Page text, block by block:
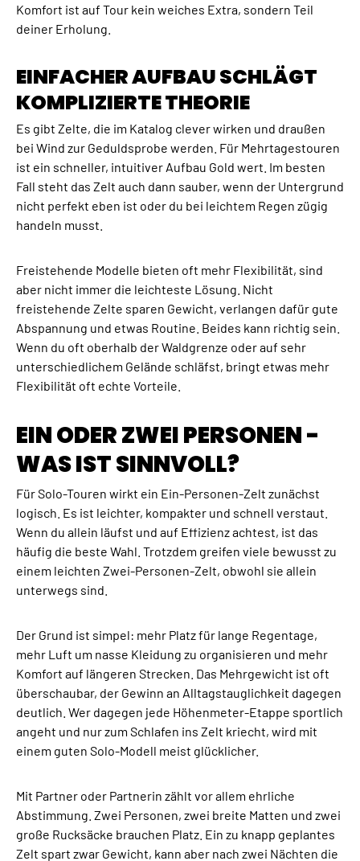
Komfort ist auf Tour kein weiches Extra, sondern Teil
deiner Erholung.
EINFACHER AUFBAU SCHLÄGT
KOMPLIZIERTE THEORIE
Es gibt Zelte, die im Katalog clever wirken und draußen
bei Wind zur Geduldsprobe werden. Für Mehrtagestouren
ist ein schneller, intuitiver Aufbau Gold wert. Im besten
Fall steht das Zelt auch dann sauber, wenn der Untergrund
nicht perfekt eben ist oder du bei leichtem Regen zügig
handeln musst.
Freistehende Modelle bieten oft mehr Flexibilität, sind
aber nicht immer die leichteste Lösung. Nicht
freistehende Zelte sparen Gewicht, verlangen dafür gute
Abspannung und etwas Routine. Beides kann richtig sein.
Wenn du oft oberhalb der Waldgrenze oder auf sehr
unterschiedlichem Gelände schläfst, bringt etwas mehr
Flexibilität oft echte Vorteile.
EIN ODER ZWEI PERSONEN -
WAS IST SINNVOLL?
Für Solo-Touren wirkt ein Ein-Personen-Zelt zunächst
logisch. Es ist leichter, kompakter und schnell verstaut.
Wenn du allein läufst und auf Effizienz achtest, ist das
häufig die beste Wahl. Trotzdem greifen viele bewusst zu
einem leichten Zwei-Personen-Zelt, obwohl sie allein
unterwegs sind.
Der Grund ist simpel: mehr Platz für lange Regentage,
mehr Luft um nasse Kleidung zu organisieren und mehr
Komfort auf längeren Strecken. Das Mehrgewicht ist oft
überschaubar, der Gewinn an Alltagstauglichkeit dagegen
deutlich. Wer dagegen jede Höhenmeter-Etappe sportlich
angeht und nur zum Schlafen ins Zelt kriecht, wird mit
einem guten Solo-Modell meist glücklicher.
Mit Partner oder Partnerin zählt vor allem ehrliche
Abstimmung. Zwei Personen, zwei breite Matten und zwei
große Rucksäcke brauchen Platz. Ein zu knapp geplantes
Zelt spart zwar Gewicht, kann aber nach zwei Nächten die